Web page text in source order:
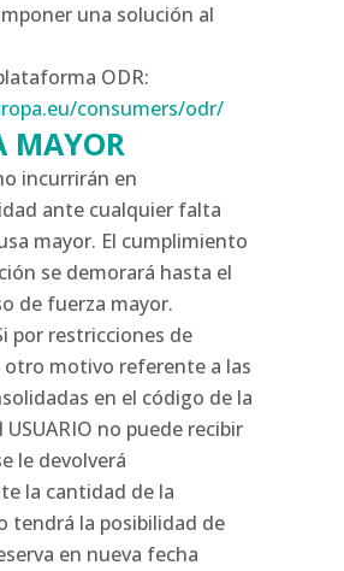
una solución al
ODR:
consumers/odr/
MAYOR
incurrirán en
ante cualquier falta
mayor. El cumplimiento
se demorará hasta el
de fuerza mayor.
por restricciones de
otro motivo referente a las
en el código de la
USUARIO no puede recibir
le devolverá
la cantidad de la
tendrá la posibilidad de
en nueva fecha